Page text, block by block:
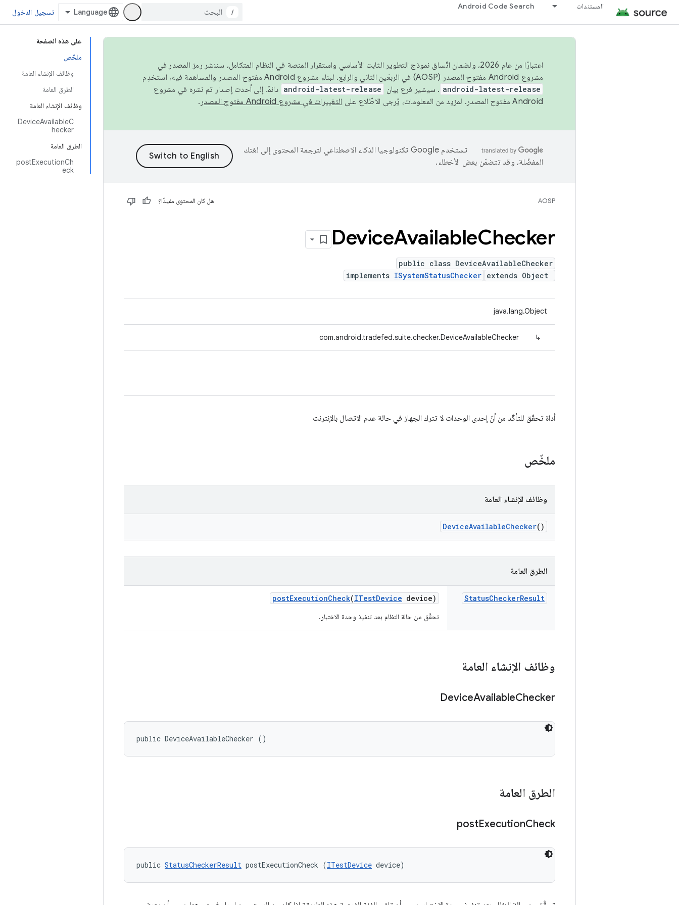
المستندات Android Code Search
/ تسجيل الدخول
على هذه الصفحة
ملخّص
وظائف الإنشاء العامة
الطرق العامة
وظائف الإنشاء العامة
DeviceAvailableC
hecker
الطرق العامة
postExecutionCh
eck
اعتبارًا من عام 2026، ولضمان اتّساق نموذج التطوير الثابت الأساسي واستقرار المنصة في النظام المتكامل، سننشر رمز المصدر في
مشروع Android مفتوح المصدر (AOSP) في الربعَين الثاني والرابع. لبناء مشروع Android مفتوح المصدر والمساهمة فيه، استخدِم
android-latest-release . سيشير فرع بيان android-latest-release دائمًا إلى أحدث إصدار تم نشره في مشروع
Android مفتوح المصدر. لمزيد من المعلومات، يُرجى الاطّلاع على
التغييرات في مشروع Android مفتوح المصدر .
تستخدم Google تكنولوجيا الذكاء الاصطناعي لترجمة المحتوى إلى لغتك
المفضّلة، وقد تتضمّن بعض الأخطاء.
AOSP هل كان المحتوى مفيدًا؟
DeviceAvailableChecker
public class DeviceAvailableChecker
extends Object
implements ISystemStatusChecker
java.lang.Object
↳
com.android.tradefed.suite.checker.DeviceAvailableChecker
أداة تحقّق للتأكّد من أنّ إحدى الوحدات لا تترك الجهاز في حالة عدم الاتصال بالإنترنت
ملخّص
وظائف الإنشاء العامة
DeviceAvailableChecker()
الطرق العامة
StatusCheckerResult
postExecutionCheck(ITestDevice device)
تحقَّق من حالة النظام بعد تنفيذ وحدة الاختبار.
وظائف الإنشاء العامة
DeviceAvailableChecker
public DeviceAvailableChecker ()
الطرق العامة
postExecutionCheck
public StatusCheckerResult postExecutionCheck (ITestDevice device)